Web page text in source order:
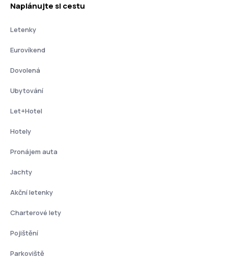
Naplánujte si cestu
Letenky
Eurovíkend
Dovolená
Ubytování
Let+Hotel
Hotely
Pronájem auta
Jachty
Akční letenky
Charterové lety
Pojištění
Parkoviště